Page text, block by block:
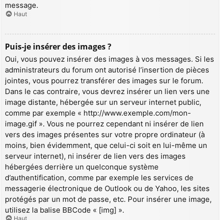
message.
Haut
Puis-je insérer des images ?
Oui, vous pouvez insérer des images à vos messages. Si les
administrateurs du forum ont autorisé l’insertion de pièces
jointes, vous pourrez transférer des images sur le forum.
Dans le cas contraire, vous devrez insérer un lien vers une
image distante, hébergée sur un serveur internet public,
comme par exemple « http://www.exemple.com/mon-
image.gif ». Vous ne pourrez cependant ni insérer de lien
vers des images présentes sur votre propre ordinateur (à
moins, bien évidemment, que celui-ci soit en lui-même un
serveur internet), ni insérer de lien vers des images
hébergées derrière un quelconque système
d’authentification, comme par exemple les services de
messagerie électronique de Outlook ou de Yahoo, les sites
protégés par un mot de passe, etc. Pour insérer une image,
utilisez la balise BBCode « [img] ».
Haut